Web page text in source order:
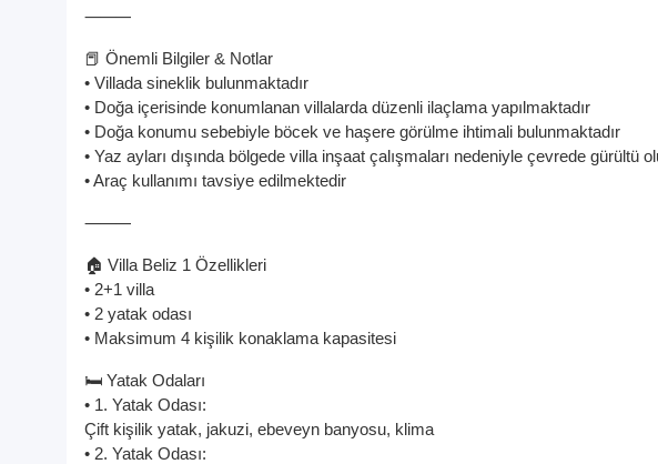
⸻
📕 Önemli Bilgiler & Notlar
• Villada sineklik bulunmaktadır
• Doğa içerisinde konumlanan villalarda düzenli ilaçlama yapılmaktadır
• Doğa konumu sebebiyle böcek ve haşere görülme ihtimali bulunmaktadır
• Yaz ayları dışında bölgede villa inşaat çalışmaları nedeniyle çevrede gürültü
• Araç kullanımı tavsiye edilmektedir
⸻
🏠 Villa Beliz 1 Özellikleri
• 2+1 villa
• 2 yatak odası
• Maksimum 4 kişilik konaklama kapasitesi
🛏️ Yatak Odaları
• 1. Yatak Odası:
Çift kişilik yatak, jakuzi, ebeveyn banyosu, klima
• 2. Yatak Odası: